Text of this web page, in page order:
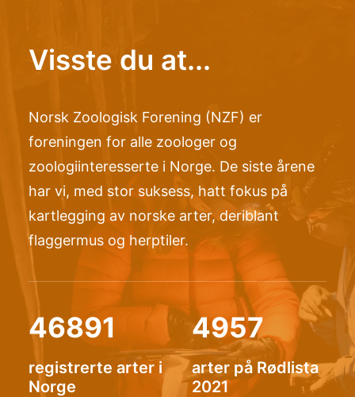
Visste du at...
Norsk Zoologisk Forening (NZF) er
foreningen for alle zoologer og
zoologiinteresserte i Norge. De siste årene
har vi, med stor suksess, hatt fokus på
kartlegging av norske arter, deriblant
flaggermus og herptiler.
46891
registrerte arter i
Norge
4957
arter på Rødlista
2021